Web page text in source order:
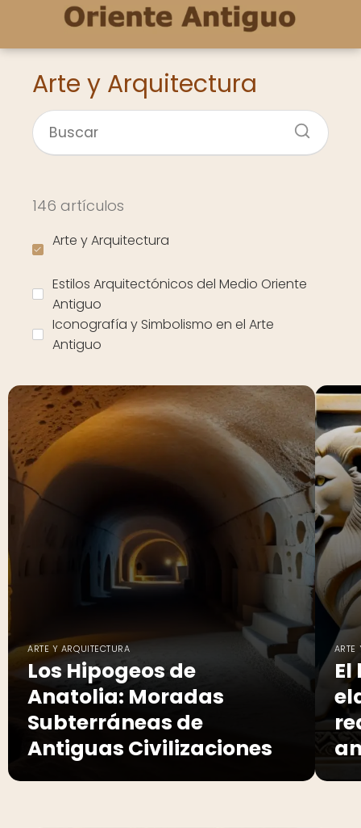
Arte y Arquitectura
146 artículos
Arte y Arquitectura
Estilos Arquitectónicos del Medio Oriente
Antiguo
Iconografía y Simbolismo en el Arte
Antiguo
ARTE Y ARQUITECTURA
Los Hipogeos de
Anatolia: Moradas
Subterráneas de
Antiguas Civilizaciones
ARTE